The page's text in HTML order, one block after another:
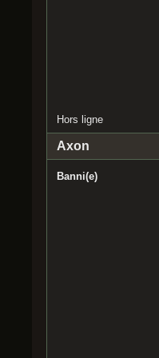
Hors ligne
Axon
Banni(e)